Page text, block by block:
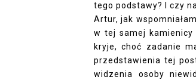
tego podstawy? I czy
Artur, jak
w tej samej kamienicy
kryje, choć zadanie
przedstawienia tej
widzenia osoby